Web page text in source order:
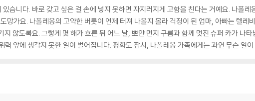
습니다. 바로 갖고 싶은 걸 손에 넣지 못하면 자지러지게 고함을 친다는 거예요. 나폴레
망가요. 나폴레옹의 고약한 버릇이 언제 터져 나올지 몰라 걱정이 된 엄마, 아빠는 텔레
않도록요. 그렇게 몇 해가 흐른 뒤 어느 날, 뽀얀 먼지 구름과 함께 멋진 슈퍼 카가 나
력 앞에 생각지 못한 일이 벌어집니다. 평화도 잠시, 나폴레옹 가족에게는 과연 무슨 일